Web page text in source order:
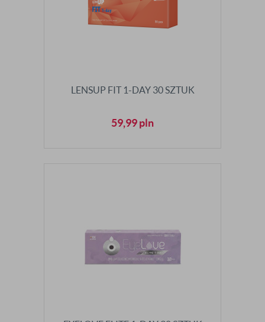
LENSUP FIT 1-DAY 30 SZTUK
59,99pln